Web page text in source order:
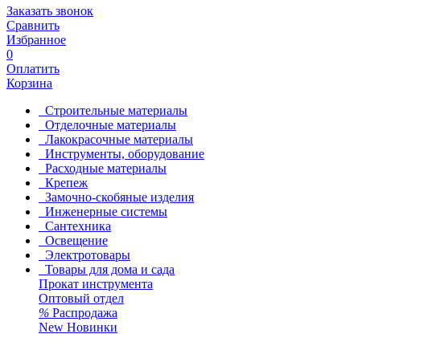
Заказать звонок
Сравнить
Избранное
0
Оплатить
Корзина
Строительные материалы
Отделочные материалы
Лакокрасочные материалы
Инструменты, оборудование
Расходные материалы
Крепеж
Замочно-скобяные изделия
Инженерные системы
Сантехника
Освещение
Электротовары
Товары для дома и сада
Прокат инструмента
Оптовый отдел
% Распродажа
New Новинки